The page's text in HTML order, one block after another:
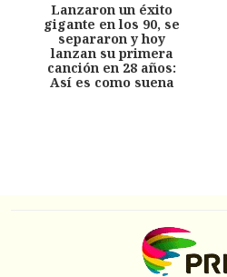
Lanzaron un éxito
gigante en los 90, se
separaron y hoy
lanzan su primera
canción en 28 años:
Así es como suena